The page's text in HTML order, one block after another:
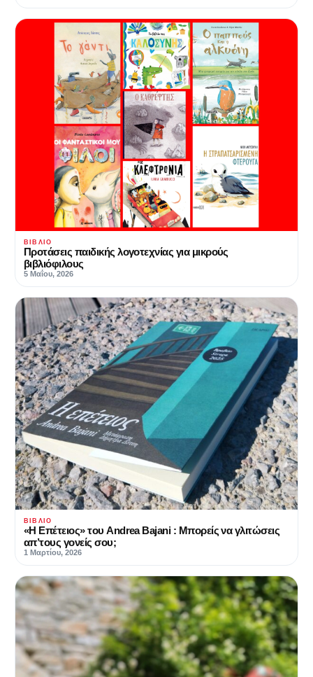
ΒΙΒΛΊΟ
Προτάσεις παιδικής λογοτεχνίας για μικρούς
βιβλιόφιλους
5 Μαΐου, 2026
ΒΙΒΛΊΟ
«Η Επέτειος» του Andrea Bajani : Μπορείς να γλιτώσεις
απ’τους γονείς σου;
1 Μαρτίου, 2026